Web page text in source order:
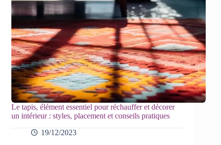
Le tapis, élément essentiel pour réchauffer et décorer
un intérieur : styles, placement et conseils pratiques
19/12/2023